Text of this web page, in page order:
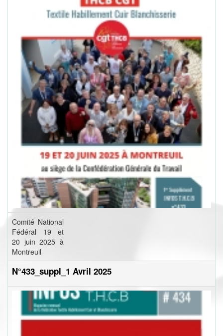
Comité National
Fédéral 19 et
20 juin 2025 à
Montreuil
N°433_suppl_1 Avril 2025